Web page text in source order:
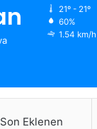
21º - 21º
60%
1.54 km/h
Son Eklenen